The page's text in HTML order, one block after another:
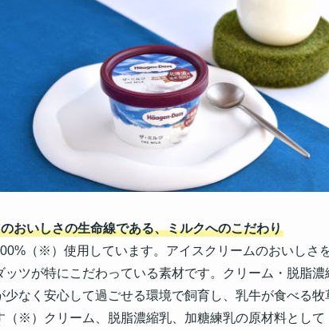
おいしさの生命線である、ミルクへのこだわり
（※）使用しています。アイスクリームのおいしさ
ッツが特にこだわっている素材です。クリーム・脱脂
なく安心して過ごせる環境で飼育し、乳牛が食べる
（※）クリーム、脱脂濃縮乳、加糖練乳の原材料として